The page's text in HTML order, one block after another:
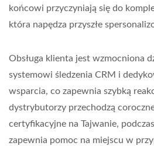
końcowi przyczyniają się do
która napędza przyszłe
Obsługa klienta jest wzmocniona
systemowi śledzenia CRM i
wsparcia, co zapewnia szybką
dystrybutorzy przechodzą
certyfikacyjne na Tajwanie,
zapewnia pomoc na miejscu w